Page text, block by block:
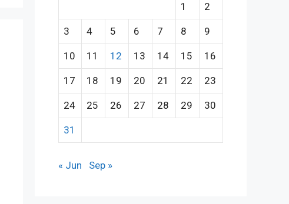
1 2
3 4 5 6 7 8 9
10 11 12 13 14 15 16
17 18 19 20 21 22 23
24 25 26 27 28 29 30
31
« Jun Sep »